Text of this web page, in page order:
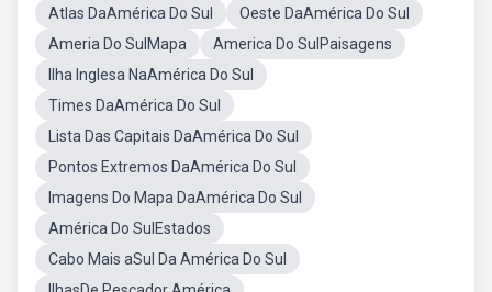
Atlas DaAmérica Do Sul
Oeste DaAmérica Do Sul
Ameria Do SulMapa
America Do SulPaisagens
Ilha Inglesa NaAmérica Do Sul
Times DaAmérica Do Sul
Lista Das Capitais DaAmérica Do Sul
Pontos Extremos DaAmérica Do Sul
Imagens Do Mapa DaAmérica Do Sul
América Do SulEstados
Cabo Mais aSul Da América Do Sul